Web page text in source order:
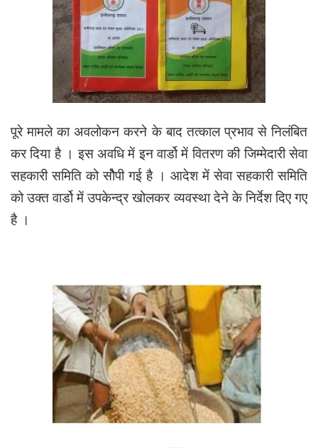
पूरे मामले का अवलोकन करने के बाद तत्काल प्रभाव से निलंबित
कर दिया है । इस अवधि में इन वार्डो में वितरण की जिम्मेदारी सेवा
सहकारी समिति को सौेपी गई है । आदेश में सेवा सहकारी समिति
को उक्त वार्डो में उपकेन्द्र खोलकर व्यवस्था देने के निर्देश दिए गए
है ।